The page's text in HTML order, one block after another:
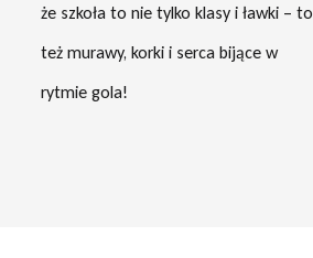
że szkoła to nie tylko klasy i ławki – to
też murawy, korki i serca bijące w
rytmie gola!